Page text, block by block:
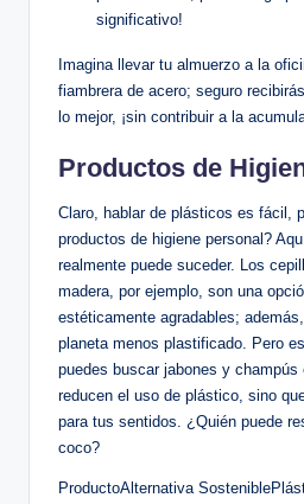
significativo!
Imagina llevar tu almuerzo a la
fiambrera de acero; seguro
lo mejor, ¡sin contribuir a la
Productos de
Claro, hablar de plásticos es fácil,
productos de higiene personal?
realmente puede suceder. Los
madera, por ejemplo, son una
estéticamente agradables;
planeta menos plastificado. Pero
puedes buscar jabones y champús
reducen el uso de plástico, sino
para tus sentidos. ¿Quién puede
coco?
ProductoAlternativa